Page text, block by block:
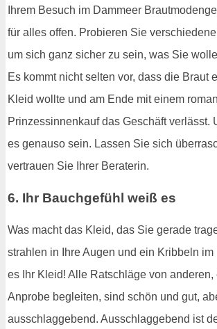
Ihrem Besuch im Dammeer
für alles offen. Probieren Sie
um sich ganz sicher zu sein, was Sie
Es kommt nicht selten vor, dass die Braut
Kleid wollte und am Ende mit einem
Prinzessinnenkauf das Geschäft verlässt.
es genauso sein. Lassen Sie sich
vertrauen Sie Ihrer Beraterin.
6. Ihr Bauchgefühl weiß es
Was macht das Kleid, das Sie gerade
strahlen in Ihre Augen und ein Kribbeln
es Ihr Kleid! Alle Ratschläge von
Anprobe begleiten, sind schön und gut,
ausschlaggebend. Ausschlaggebend ist